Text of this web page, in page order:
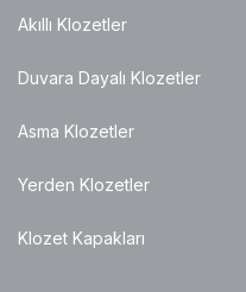
Akıllı Klozetler
Duvara Dayalı Klozetler
Asma Klozetler
Yerden Klozetler
Klozet Kapakları